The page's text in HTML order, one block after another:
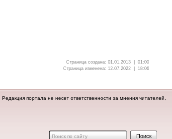
Страница создана: 01.01.2013 | 01:00
Страница изменена: 12.07.2022 | 18:06
Редакция портала не несет ответственности за мнения читателей,